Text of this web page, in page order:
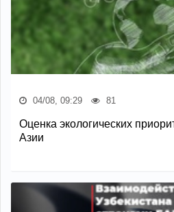
04/08, 09:29 81
Оценка экологических
Азии